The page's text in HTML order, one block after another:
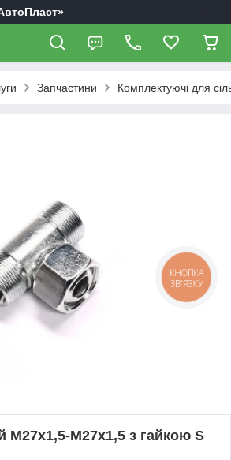
Запчастини Комплектуючі для
М27х1,5-М27х1,5 з гайкою S
КНОПКА
ЗВ'ЯЗКУ